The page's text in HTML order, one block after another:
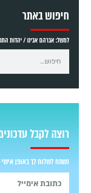
חיפוש באתר
למשל: אברהם אבינו / יהדות
רוצה לקבל
נשמח לשלוח לך באופן